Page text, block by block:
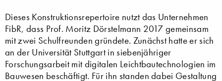
Dieses Konstruktionsrepertoire nutzt das Unternehmen
FibR, dass Prof. Moritz Dörstelmann 2017 gemeinsam
mit zwei Schulfreunden gründete. Zunächst hatte er sich
an der Universität Stuttgart in siebenjähriger
Forschungsarbeit mit digitalen Leichtbautechnologien im
Bauwesen beschäftigt. Für ihn standen dabei Gestaltung